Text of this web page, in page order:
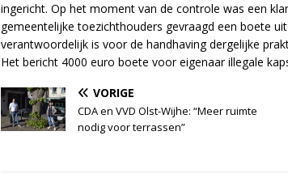
ingericht. Op het moment van de controle was een
gemeentelijke toezichthouders gevraagd een boete
verantwoordelijk is voor de handhaving dergelijke
Het bericht 4000 euro boete voor eigenaar illegale
VORIGE
CDA en VVD Olst-Wijhe: “Meer ruimte
nodig voor terrassen”